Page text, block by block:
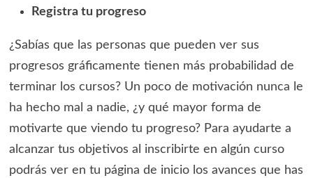
Registra tu progreso
¿Sabías que las personas que pueden ver sus
progresos gráficamente tienen más probabilidad de
terminar los cursos? Un poco de motivación nunca le
ha hecho mal a nadie, ¿y qué mayor forma de
motivarte que viendo tu progreso? Para ayudarte a
alcanzar tus objetivos al inscribirte en algún curso
podrás ver en tu página de inicio los avances que has